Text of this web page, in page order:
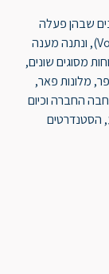
אבטחה" ניסיון של למעלה מ-21 שנים שבהן פעלה
בעיקר בארה"ב, ניו-יורק (תחת השם Vortex Security), ונתנה מענה
האבטחה בענן ליותר מ-20,000 לקוחות מסוגים שונים,
מלונות פאר,
פעילות, התרחבה החברה וכיום
הסטנדרטים